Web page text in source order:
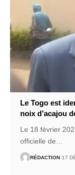
Le Togo est
noix d’acajou
Le 18 février
officielle de…
RÉDACTION 17